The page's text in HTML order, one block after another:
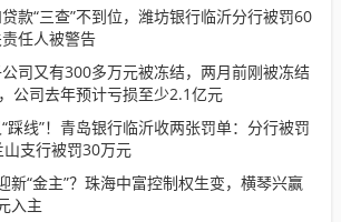
款“三查”不到位，潍坊银行临沂分行被罚60
任人被警告
司又有300多万元被冻结，两月前刚被冻结
公司去年预计亏损至少2.1亿元
踩线”！青岛银行临沂收两张罚单：分行被罚
支行被罚30万元
新“金主”？珠海中富控制权生变，横琴兴赢
入主